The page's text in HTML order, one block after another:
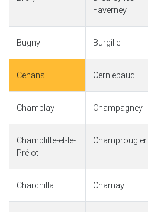
Faverney
Bugny Burgille
Cenans Cerniebaud
Chamblay Champagney
Champlitte-et-le-
Prélot
Champrougier
Charchilla Charnay